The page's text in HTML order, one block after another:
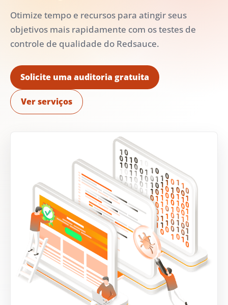
Otimize tempo e recursos para atingir seus
objetivos mais rapidamente com os testes de
controle de qualidade do Redsauce.
Solicite uma auditoria gratuita
Ver serviços